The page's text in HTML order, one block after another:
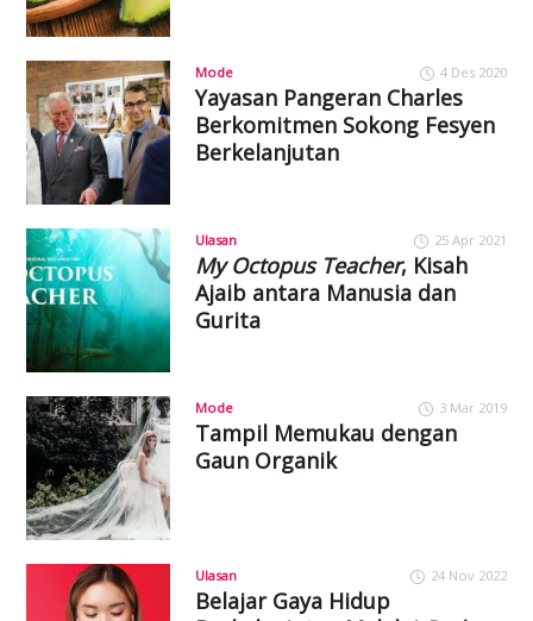
Mode 4 Des 2020
Yayasan Pangeran Charles
Berkomitmen Sokong Fesyen
Berkelanjutan
Ulasan 25 Apr 2021
My Octopus Teacher, Kisah
Ajaib antara Manusia dan
Gurita
Mode 3 Mar 2019
Tampil Memukau dengan
Gaun Organik
Ulasan 24 Nov 2022
Belajar Gaya Hidup